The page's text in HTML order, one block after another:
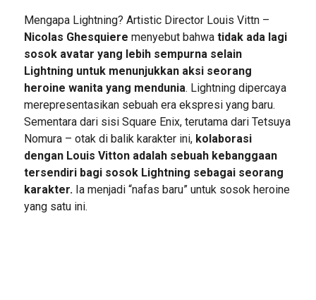
Mengapa Lightning? Artistic Director Louis Vittn –
Nicolas Ghesquiere menyebut bahwatidak ada lagi
sosok avatar yang lebih sempurna selain
Lightning untuk menunjukkan aksi seorang
heroine wanita yang mendunia. Lightning dipercaya
merepresentasikan sebuah era ekspresi yang baru.
Sementara dari sisi Square Enix, terutama dari Tetsuya
Nomura – otak di balik karakter ini, kolaborasi
dengan Louis Vitton adalah sebuah kebanggaan
tersendiri bagi sosok Lightning sebagai seorang
karakter.Ia menjadi “nafas baru” untuk sosok heroine
yang satu ini.